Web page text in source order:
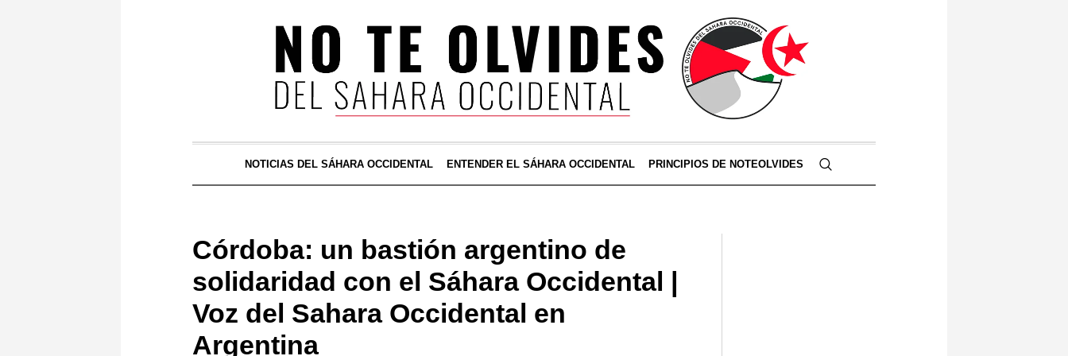
NOTICIAS DEL SÁHARA OCCIDENTAL ENTENDER EL SÁHARA OCCIDENTAL PRINCIPIOS DE NOTEOLVIDES
Córdoba: un bastión argentino de
solidaridad con el Sáhara Occidental |
Voz del Sahara Occidental en
Argentina